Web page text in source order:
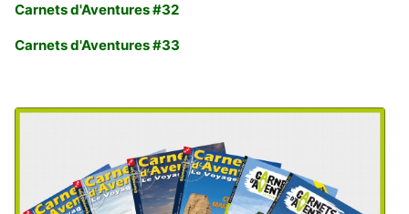
Carnets d'Aventures #32
Carnets d'Aventures #33